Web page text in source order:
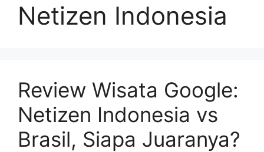
Netizen Indonesia
Review Wisata Google:
Netizen Indonesia vs
Brasil, Siapa Juaranya?